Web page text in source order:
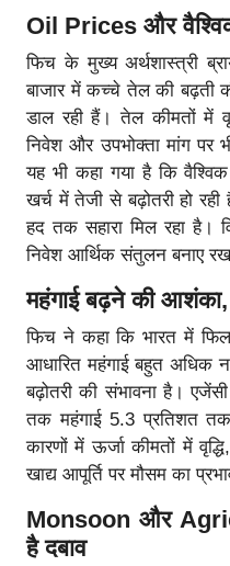
Oil Prices और
फिच के मुख्य अर्थशास्त्री
बाजार में कच्चे तेल की बढ़ती
डाल रही हैं। तेल कीमतों में
निवेश और उपभोक्ता मांग पर
यह भी कहा गया है कि
खर्च में तेजी से बढ़ोतरी हो
हद तक सहारा मिल रहा है।
निवेश आर्थिक संतुलन बनाए
महंगाई बढ़ने की आशंका
फिच ने कहा कि भारत में
आधारित महंगाई बहुत अधिक
बढ़ोतरी की संभावना है।
तक महंगाई 5.3 प्रतिशत
कारणों में ऊर्जा कीमतों में
खाद्य आपूर्ति पर मौसम का
Monsoon और
है दबाव